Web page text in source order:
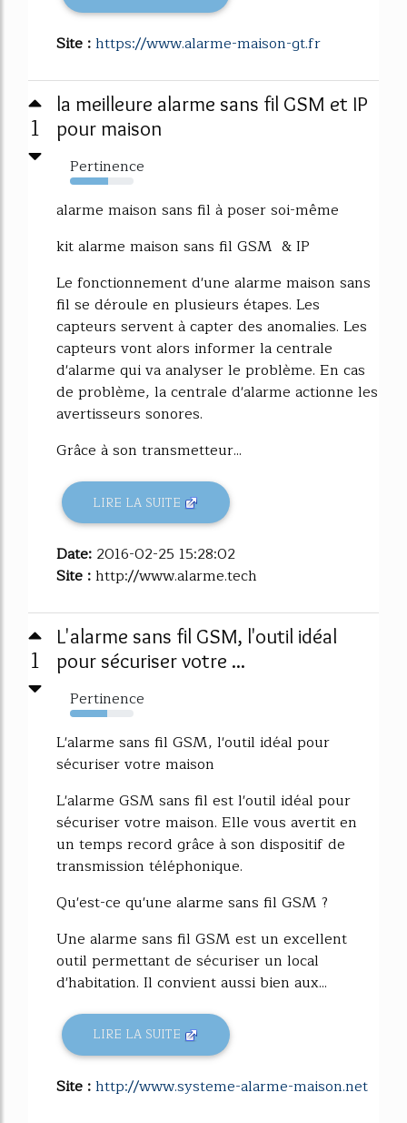
Site :https://www.alarme-maison-gt.fr
1
la meilleure alarme sans fil GSM et IP
pour maison
Pertinence
60%
alarme maison sans fil à poser soi-même
kit alarme maison sans fil GSM & IP
Le fonctionnement d'une alarme maison sans
fil se déroule en plusieurs étapes. Les
capteurs servent à capter des anomalies. Les
capteurs vont alors informer la centrale
d'alarme qui va analyser le problème. En cas
de problème, la centrale d'alarme actionne les
avertisseurs sonores.
Grâce à son transmetteur...
LIRE LA SUITE
Date: 2016-02-25 15:28:02
Site :http://www.alarme.tech
1
L'alarme sans fil GSM, l'outil idéal
pour sécuriser votre ...
Pertinence
59%
L'alarme sans fil GSM, l'outil idéal pour
sécuriser votre maison
L'alarme GSM sans fil est l'outil idéal pour
sécuriser votre maison. Elle vous avertit en
un temps record grâce à son dispositif de
transmission téléphonique.
Qu'est-ce qu'une alarme sans fil GSM ?
Une alarme sans fil GSM est un excellent
outil permettant de sécuriser un local
d'habitation. Il convient aussi bien aux...
LIRE LA SUITE
Site :http://www.systeme-alarme-maison.net